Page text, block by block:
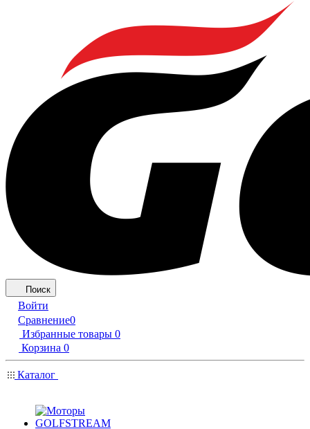
Поиск
Войти
Сравнение0
Избранные товары 0
Корзина 0
Каталог